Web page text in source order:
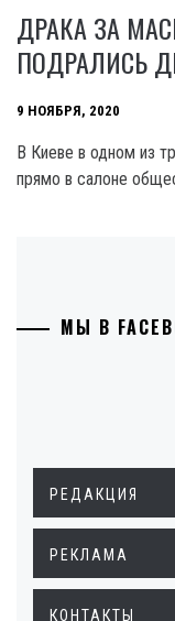
ДРАКА ЗА
ПОДРАЛИСЬ
9 НОЯБРЯ, 2020
В Киеве в одном из
прямо в салоне
МЫ В
РЕДАКЦИЯ
РЕКЛАМА
КОНТАКТЫ